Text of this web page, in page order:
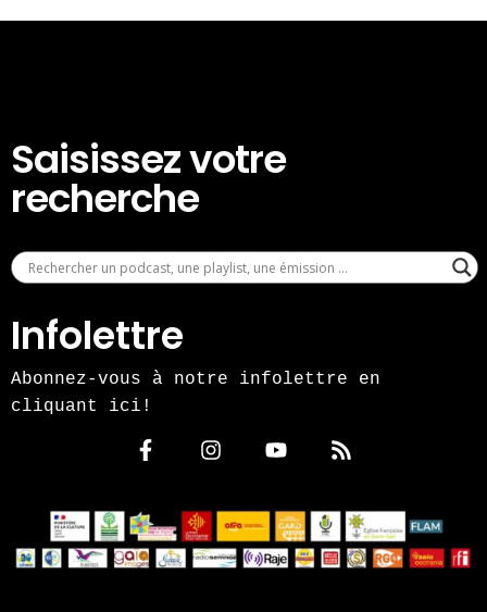
Saisissez votre
recherche
Infolettre
Abonnez-vous à notre infolettre en
cliquant ici!